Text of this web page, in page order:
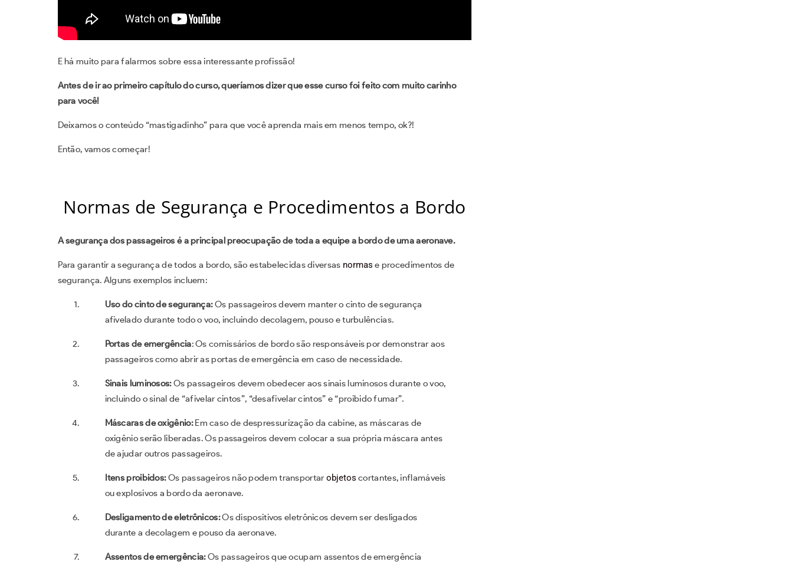
E há muito para falarmos sobre essa interessante profissão!
Antes de ir ao primeiro capítulo do curso, queríamos dizer que esse curso foi feito com muito carinho
para você!
Deixamos o conteúdo “mastigadinho” para que você aprenda mais em menos tempo, ok?!
Então, vamos começar!
Normas de Segurança e Procedimentos a Bordo
A segurança dos passageiros é a principal preocupação de toda a equipe a bordo de uma aeronave.
Para garantir a segurança de todos a bordo, são estabelecidas diversas normas e procedimentos de
segurança. Alguns exemplos incluem:
Uso do cinto de segurança:Os passageiros devem manter o cinto de segurança
afivelado durante todo o voo, incluindo decolagem, pouso e turbulências.
Portas de emergência: Os comissários de bordo são responsáveis por demonstrar aos
passageiros como abrir as portas de emergência em caso de necessidade.
Sinais luminosos:Os passageiros devem obedecer aos sinais luminosos durante o voo,
incluindo o sinal de “afivelar cintos”, “desafivelar cintos” e “proibido fumar”.
Máscaras de oxigênio:Em caso de despressurização da cabine, as máscaras de
oxigênio serão liberadas. Os passageiros devem colocar a sua própria máscara antes
de ajudar outros passageiros.
Itens proibidos:Os passageiros não podem transportarobjetos cortantes, inflamáveis
ou explosivos a bordo da aeronave.
Desligamento de eletrônicos:Os dispositivos eletrônicos devem ser desligados
durante a decolagem e pouso da aeronave.
Assentos de emergência:Os passageiros que ocupam assentos de emergência